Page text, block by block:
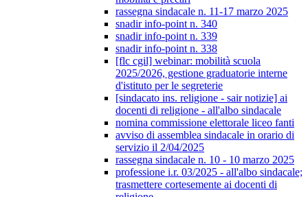
rassegna sindacale n. 11-17 marzo 2025
snadir info-point n. 340
snadir info-point n. 339
snadir info-point n. 338
[flc cgil] webinar: mobilità scuola
2025/2026, gestione graduatorie interne
d'istituto per le segreterie
[sindacato ins. religione - sair notizie] ai
docenti di religione - all'albo sindacale
nomina commissione elettorale liceo fanti
avviso di assemblea sindacale in orario di
servizio il 2/04/2025
rassegna sindacale n. 10 - 10 marzo 2025
professione i.r. 03/2025 - all'albo sindacale;
trasmettere cortesemente ai docenti di